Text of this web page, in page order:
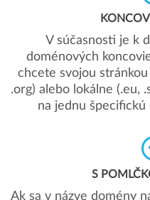
V súčasnosti je k
doménových
chcete svojou
.org) alebo lokálne (.eu,
na jednu špecifickú
S
Ak sa v názve domény